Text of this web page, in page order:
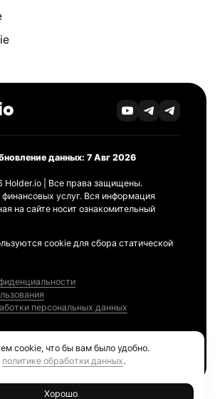
данных: 7 Авг 2026
Holder.io | Все права защищены.
услуг. Вся информация
на сайте носит ознакомительный
cookie для сбора статической
персональных данных
cookie, что бы вам было удобно.
политике обработки данных.
Хорошо
Tracker